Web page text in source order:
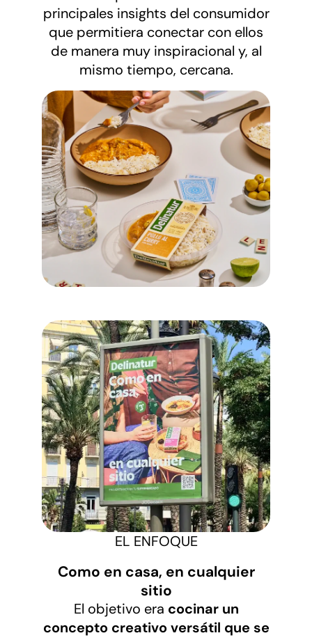
principales insights del consumidor
que permitiera conectar con ellos
de manera muy inspiracional y, al
mismo tiempo, cercana.
EL ENFOQUE
Como en casa, en cualquier
sitio
El objetivo era cocinar un
concepto creativo versátil que se